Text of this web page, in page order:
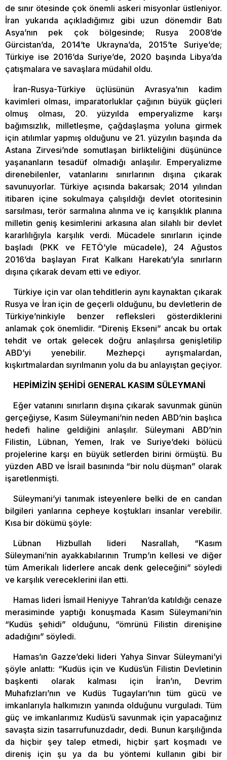
de sınır ötesinde çok önemli askeri misyonlar üstleniyor.
İran yukarıda açıkladığımız gibi uzun dönemdir Batı
Asya’nın pek çok bölgesinde; Rusya 2008’de
Gürcistan’da, 2014’te Ukrayna’da, 2015’te Suriye’de;
Türkiye ise 2016’da Suriye’de, 2020 başında Libya’da
çatışmalara ve savaşlara müdahil oldu.
İran-Rusya-Türkiye üçlüsünün Avrasya’nın kadim
kavimleri olması, imparatorluklar çağının büyük güçleri
olmuş olması, 20. yüzyılda emperyalizme karşı
bağımsızlık, milletleşme, çağdaşlaşma yoluna girmek
için atılımlar yapmış olduğunu ve 21. yüzyılın başında da
Astana Zirvesi’nde somutlaşan birlikteliğini düşününce
yaşananların tesadüf olmadığı anlaşılır. Emperyalizme
direnebilenler, vatanlarını sınırlarının dışına çıkarak
savunuyorlar. Türkiye açısında bakarsak; 2014 yılından
itibaren içine sokulmaya çalışıldığı devlet otoritesinin
sarsılması, terör sarmalına alınma ve iç karışıklık planına
milletin geniş kesimlerini arkasına alan silahlı bir devlet
kararlılığıyla karşılık verdi. Mücadele sınırların içinde
başladı (PKK ve FETÖ’yle mücadele), 24 Ağustos
2016’da başlayan Fırat Kalkanı Harekatı’yla sınırların
dışına çıkarak devam etti ve ediyor.
Türkiye için var olan tehditlerin aynı kaynaktan çıkarak
Rusya ve İran için de geçerli olduğunu, bu devletlerin de
Türkiye’ninkiyle benzer refleksleri gösterdiklerini
anlamak çok önemlidir. “Direniş Ekseni” ancak bu ortak
tehdit ve ortak gelecek doğru anlaşılırsa genişletilip
ABD’yi yenebilir. Mezhepçi ayrışmalardan,
kışkırtmalardan sıyrılmanın yolu da bu anlayıştan geçiyor.
HEPİMİZİN ŞEHİDİ GENERAL KASIM SÜLEYMANİ
Eğer vatanını sınırların dışına çıkarak savunmak günün
gerçeğiyse, Kasım Süleymani’nin neden ABD’nin başlıca
hedefi haline geldiğini anlaşılır. Süleymani ABD’nin
Filistin, Lübnan, Yemen, Irak ve Suriye’deki bölücü
projelerine karşı en büyük setlerden birini örmüştü. Bu
yüzden ABD ve İsrail basınında “bir nolu düşman” olarak
işaretlenmişti.
Süleymani’yi tanımak isteyenlere belki de en candan
bilgileri yanlarına cepheye koştukları insanlar verebilir.
Kısa bir dökümü şöyle:
Lübnan Hizbullah lideri Nasrallah, “Kasım
Süleymani’nin ayakkabılarının Trump’ın kellesi ve diğer
tüm Amerikalı liderlere ancak denk geleceğini” söyledi
ve karşılık vereceklerini ilan etti.
Hamas lideri İsmail Heniyye Tahran’da katıldığı cenaze
merasiminde yaptığı konuşmada Kasım Süleymani’nin
“Kudüs şehidi” olduğunu, “ömrünü Filistin direnişine
adadığını” söyledi.
Hamas’ın Gazze’deki lideri Yahya Sinvar Süleymani’yi
şöyle anlattı: “Kudüs için ve Kudüs’ün Filistin Devletinin
başkenti olarak kalması için İran’ın, Devrim
Muhafızları’nın ve Kudüs Tugayları’nın tüm gücü ve
imkanlarıyla halkımızın yanında olduğunu vurguladı. Tüm
güç ve imkanlarımız Kudüs’ü savunmak için yapacağınız
savaşta sizin tasarrufunuzdadır, dedi. Bunun karşılığında
da hiçbir şey talep etmedi, hiçbir şart koşmadı ve
direniş için şu ya da bu yöntemi kullanın gibi bir